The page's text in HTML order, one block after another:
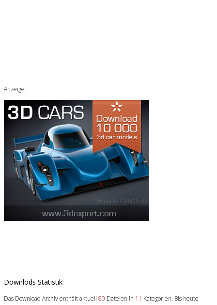
Anzeige:
Downlods Statistik
Das Download Archiv enthält aktuell 80 Dateien in 11 Kategorien. Bis heute